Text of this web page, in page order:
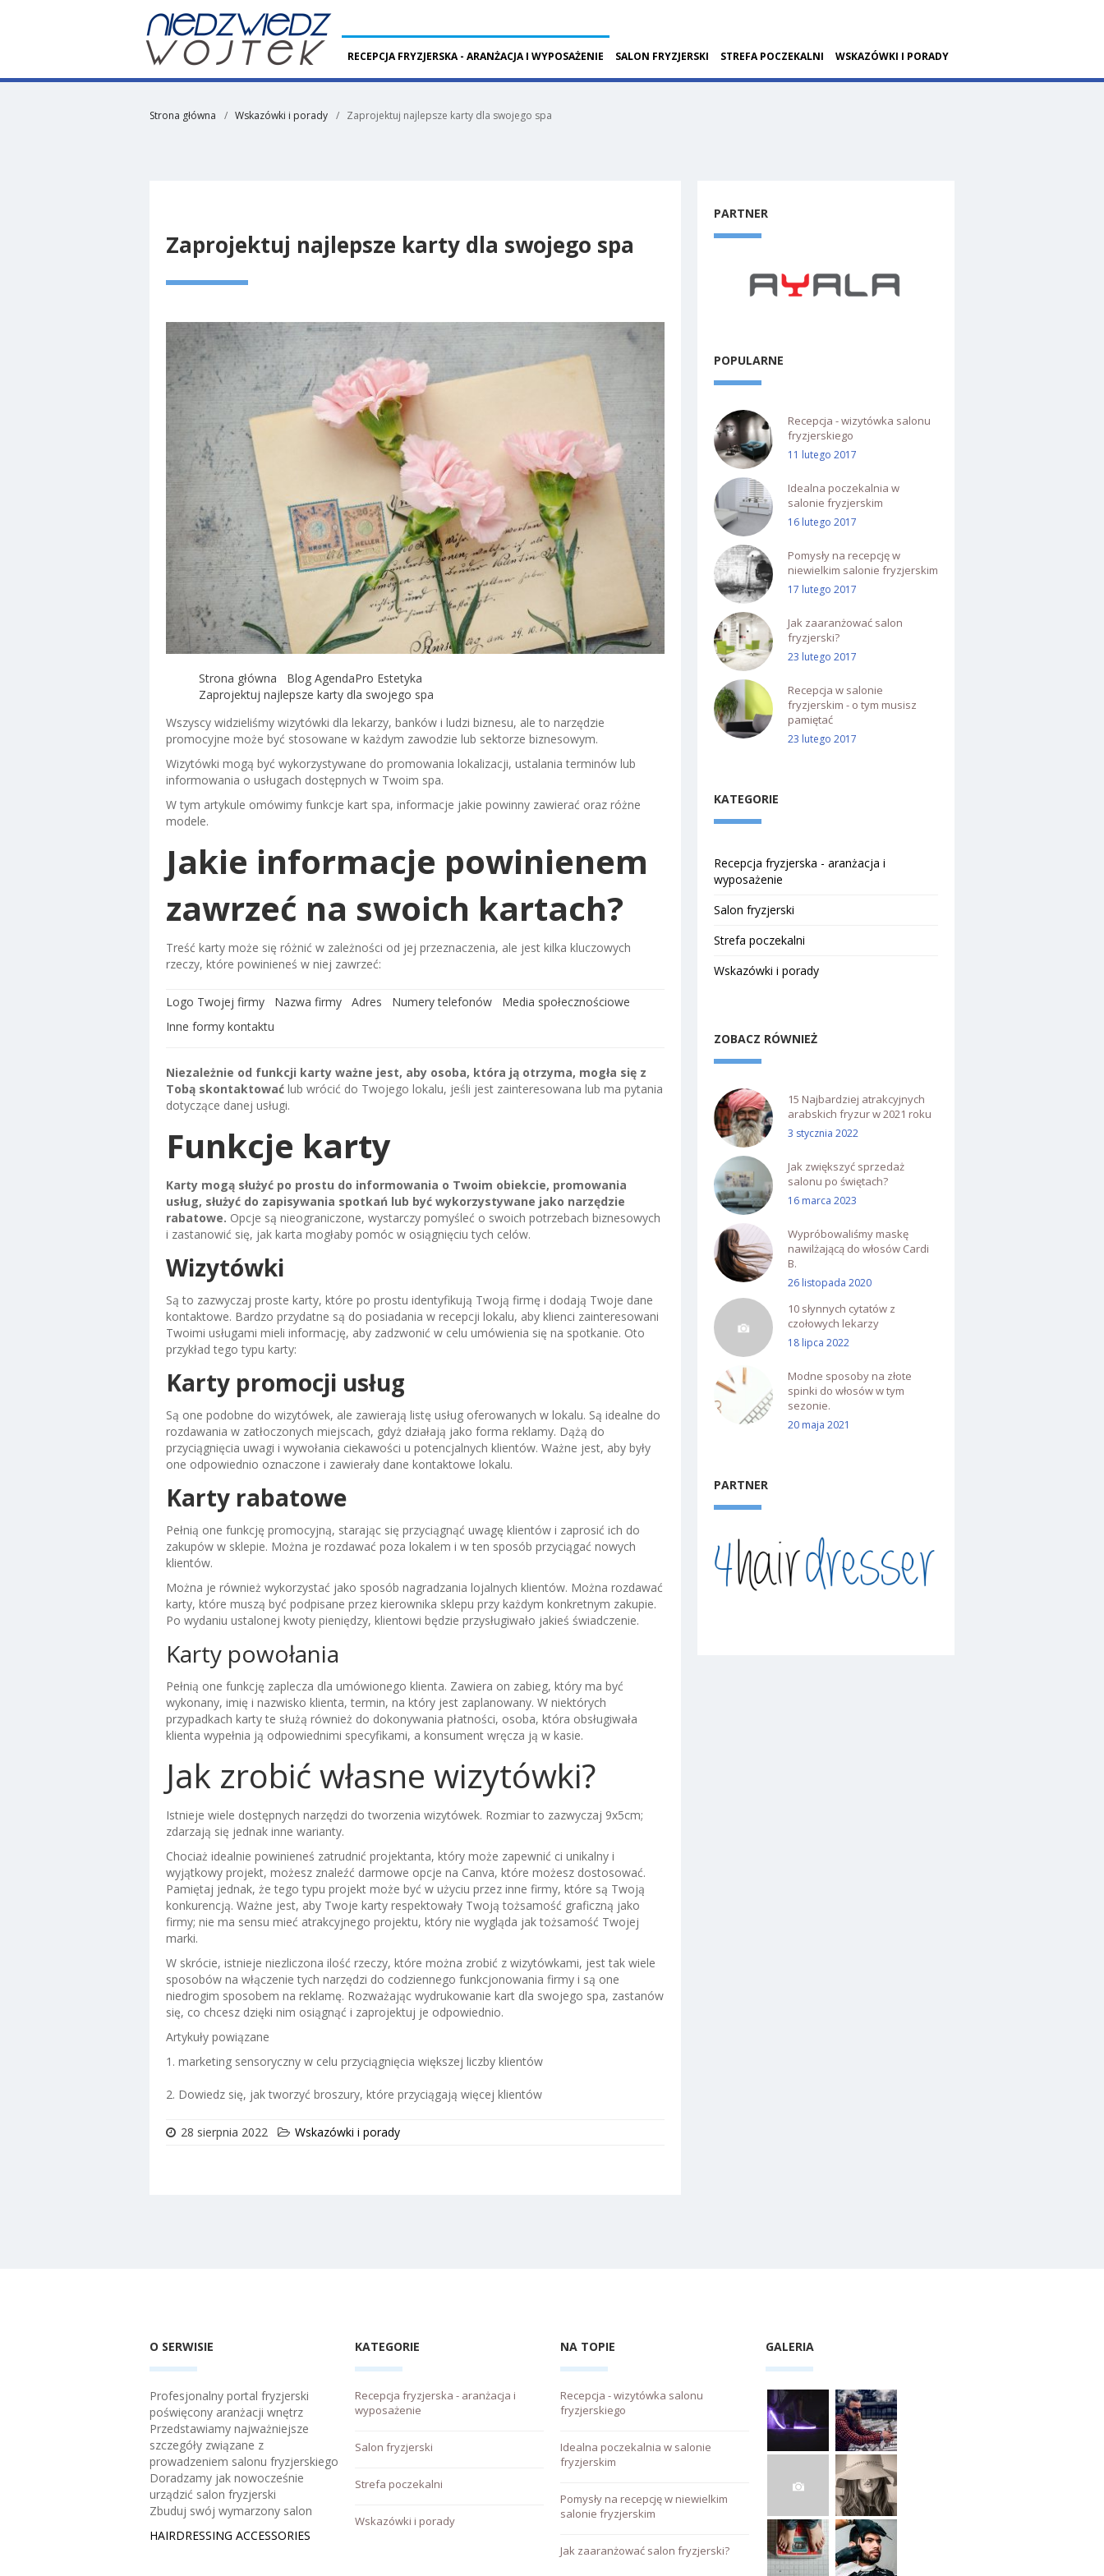
RECEPCJA FRYZJERSKA - ARANŻACJA I WYPOSAŻENIE SALON FRYZJERSKI STREFA POCZEKALNI WSKAZÓWKI I PORADY
Strona główna Wskazówki i porady Zaprojektuj najlepsze karty dla swojego spa
Zaprojektuj najlepsze karty dla swojego spa
Strona główna
Blog AgendaPro Estetyka
Zaprojektuj najlepsze karty dla swojego spa
Wszyscy widzieliśmy wizytówki dla lekarzy, banków i ludzi biznesu, ale to narzędzie
promocyjne może być stosowane w każdym zawodzie lub sektorze biznesowym.
Wizytówki mogą być wykorzystywane do promowania lokalizacji, ustalania terminów lub
informowania o usługach dostępnych w Twoim spa.
W tym artykule omówimy funkcje kart spa, informacje jakie powinny zawierać oraz różne
modele.
Jakie informacje powinienem
zawrzeć na swoich kartach?
Treść karty może się różnić w zależności od jej przeznaczenia, ale jest kilka kluczowych
rzeczy, które powinieneś w niej zawrzeć:
Logo Twojej firmy Nazwa firmy Adres Numery telefonów
Media społecznościowe
Inne formy kontaktu
Niezależnie od funkcji karty ważne jest, aby osoba, która ją otrzyma, mogła się z
Tobą skontaktować lub wrócić do Twojego lokalu, jeśli jest zainteresowana lub ma pytania
dotyczące danej usługi.
Funkcje karty
Karty mogą służyć po prostu do informowania o Twoim obiekcie, promowania
usług, służyć do zapisywania spotkań lub być wykorzystywane jako narzędzie
rabatowe. Opcje są nieograniczone, wystarczy pomyśleć o swoich potrzebach biznesowych
i zastanowić się, jak karta mogłaby pomóc w osiągnięciu tych celów.
Wizytówki
Są to zazwyczaj proste karty, które po prostu identyfikują Twoją firmę i dodają Twoje dane
kontaktowe. Bardzo przydatne są do posiadania w recepcji lokalu, aby klienci zainteresowani
Twoimi usługami mieli informację, aby zadzwonić w celu umówienia się na spotkanie. Oto
przykład tego typu karty:
Karty promocji usług
Są one podobne do wizytówek, ale zawierają listę usług oferowanych w lokalu. Są idealne do
rozdawania w zatłoczonych miejscach, gdyż działają jako forma reklamy. Dążą do
przyciągnięcia uwagi i wywołania ciekawości u potencjalnych klientów. Ważne jest, aby były
one odpowiednio oznaczone i zawierały dane kontaktowe lokalu.
Karty rabatowe
Pełnią one funkcję promocyjną, starając się przyciągnąć uwagę klientów i zaprosić ich do
zakupów w sklepie. Można je rozdawać poza lokalem i w ten sposób przyciągać nowych
klientów.
Można je również wykorzystać jako sposób nagradzania lojalnych klientów. Można rozdawać
karty, które muszą być podpisane przez kierownika sklepu przy każdym konkretnym zakupie.
Po wydaniu ustalonej kwoty pieniędzy, klientowi będzie przysługiwało jakieś świadczenie.
Karty powołania
Pełnią one funkcję zaplecza dla umówionego klienta. Zawiera on zabieg, który ma być
wykonany, imię i nazwisko klienta, termin, na który jest zaplanowany. W niektórych
przypadkach karty te służą również do dokonywania płatności, osoba, która obsługiwała
klienta wypełnia ją odpowiednimi specyfikami, a konsument wręcza ją w kasie.
Jak zrobić własne wizytówki?
Istnieje wiele dostępnych narzędzi do tworzenia wizytówek. Rozmiar to zazwyczaj 9x5cm;
zdarzają się jednak inne warianty.
Chociaż idealnie powinieneś zatrudnić projektanta, który może zapewnić ci unikalny i
wyjątkowy projekt, możesz znaleźć darmowe opcje na Canva, które możesz dostosować.
Pamiętaj jednak, że tego typu projekt może być w użyciu przez inne firmy, które są Twoją
konkurencją. Ważne jest, aby Twoje karty respektowały Twoją tożsamość graficzną jako
firmy; nie ma sensu mieć atrakcyjnego projektu, który nie wygląda jak tożsamość Twojej
marki.
W skrócie, istnieje niezliczona ilość rzeczy, które można zrobić z wizytówkami, jest tak wiele
sposobów na włączenie tych narzędzi do codziennego funkcjonowania firmy i są one
niedrogim sposobem na reklamę. Rozważając wydrukowanie kart dla swojego spa, zastanów
się, co chcesz dzięki nim osiągnąć i zaprojektuj je odpowiednio.
Artykuły powiązane
1. marketing sensoryczny w celu przyciągnięcia większej liczby klientów
2. Dowiedz się, jak tworzyć broszury, które przyciągają więcej klientów
28 sierpnia 2022 Wskazówki i porady
PARTNER
POPULARNE
Recepcja - wizytówka salonu
fryzjerskiego
11 lutego 2017
Idealna poczekalnia w
salonie fryzjerskim
16 lutego 2017
Pomysły na recepcję w
niewielkim salonie fryzjerskim
17 lutego 2017
Jak zaaranżować salon
fryzjerski?
23 lutego 2017
Recepcja w salonie
fryzjerskim - o tym musisz
pamiętać
23 lutego 2017
KATEGORIE
Recepcja fryzjerska - aranżacja i
wyposażenie
Salon fryzjerski
Strefa poczekalni
Wskazówki i porady
ZOBACZ RÓWNIEŻ
15 Najbardziej atrakcyjnych
arabskich fryzur w 2021 roku
3 stycznia 2022
Jak zwiększyć sprzedaż
salonu po świętach?
16 marca 2023
Wypróbowaliśmy maskę
nawilżającą do włosów Cardi
B.
26 listopada 2020
10 słynnych cytatów z
czołowych lekarzy
18 lipca 2022
Modne sposoby na złote
spinki do włosów w tym
sezonie.
20 maja 2021
PARTNER
O SERWISIE
Profesjonalny portal fryzjerski
poświęcony aranżacji wnętrz
Przedstawiamy najważniejsze
szczegóły związane z
prowadzeniem salonu fryzjerskiego
Doradzamy jak nowocześnie
urządzić salon fryzjerski
Zbuduj swój wymarzony salon
HAIRDRESSING ACCESSORIES
KATEGORIE
Recepcja fryzjerska - aranżacja i
wyposażenie
Salon fryzjerski
Strefa poczekalni
Wskazówki i porady
NA TOPIE
Recepcja - wizytówka salonu
fryzjerskiego
Idealna poczekalnia w salonie
fryzjerskim
Pomysły na recepcję w niewielkim
salonie fryzjerskim
Jak zaaranżować salon fryzjerski?
GALERIA